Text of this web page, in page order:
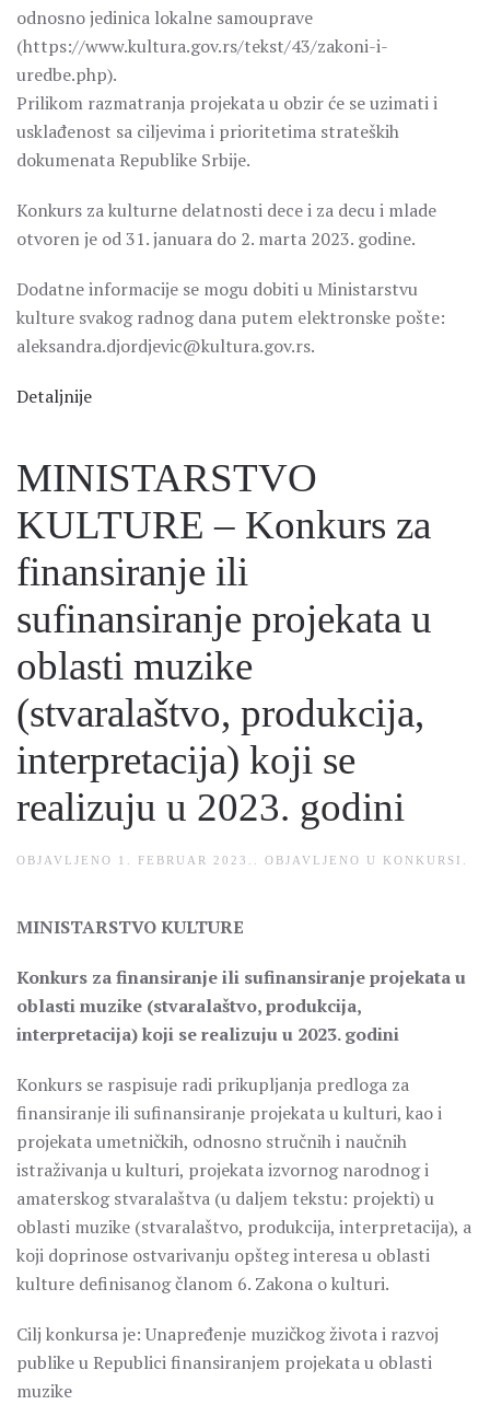
odnosno jedinica lokalne samouprave
(https://www.kultura.gov.rs/tekst/43/zakoni-i-
uredbe.php).
Prilikom razmatranja projekata u obzir će se uzimati i
usklađenost sa ciljevima i prioritetima strateških
dokumenata Republike Srbije.
Konkurs za kulturne delatnosti dece i za decu i mlade
otvoren je od 31. januara do 2. marta 2023. godine.
Dodatne informacije se mogu dobiti u Ministarstvu
kulture svakog radnog dana putem elektronske pošte:
aleksandra.djordjevic@kultura.gov.rs.
Detaljnije
MINISTARSTVO
KULTURE – Konkurs za
finansiranje ili
sufinansiranje projekata u
oblasti muzike
(stvaralaštvo, produkcija,
interpretacija) koji se
realizuju u 2023. godini
OBJAVLJENO 1. FEBRUAR 2023. . OBJAVLJENO U KONKURSI
MINISTARSTVO KULTURE
Konkurs za finansiranje ili sufinansiranje projekata u
oblasti muzike (stvaralaštvo, produkcija,
interpretacija) koji se realizuju u 2023. godini
Konkurs se raspisuje radi prikupljanja predloga za
finansiranje ili sufinansiranje projekata u kulturi, kao i
projekata umetničkih, odnosno stručnih i naučnih
istraživanja u kulturi, projekata izvornog narodnog i
amaterskog stvaralaštva (u daljem tekstu: projekti) u
oblasti muzike (stvaralaštvo, produkcija, interpretacija), a
koji doprinose ostvarivanju opšteg interesa u oblasti
kulture definisanog članom 6. Zakona o kulturi.
Cilj konkursa je: Unapređenje muzičkog života i razvoj
publike u Republici finansiranjem projekata u oblasti
muzike